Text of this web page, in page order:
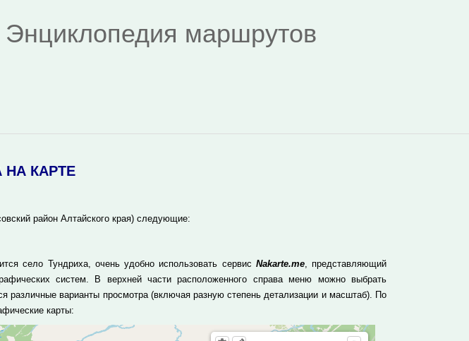
маршрутов
НА КАРТЕ
район Алтайского края) следующие:
село Тундриха, очень удобно использовать сервис Nakarte.me, представляющий
систем. В верхней части расположенного справа меню можно выбрать
различные варианты просмотра (включая разную степень детализации и масштаб). По
карты: